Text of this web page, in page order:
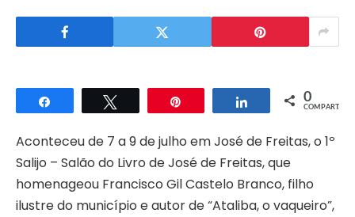
Compartilhar Compartilhar
0
COMPART.
Aconteceu de 7 a 9 de julho em José de Freitas, o 1º
Salijo – Salão do Livro de José de Freitas, que
homenageou Francisco Gil Castelo Branco, filho
ilustre do município e autor de “Ataliba, o vaqueiro”,